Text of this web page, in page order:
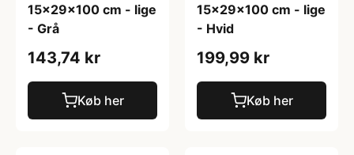
15x29x100 cm - lige
- Grå
143,74 kr
Køb her
15x29x100 cm - lige
- Hvid
199,99 kr
Køb her